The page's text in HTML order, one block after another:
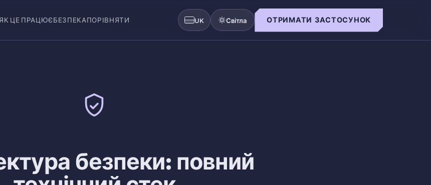
ЯК ЦЕ ПРАЦЮЄБЕЗПЕКАПОРІВНЯТИ UK Світла ОТРИМАТИ ЗАСТОСУНОК
безпеки: повний